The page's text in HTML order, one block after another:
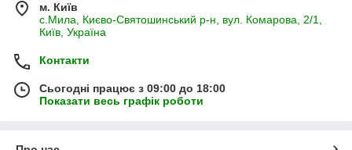
м. Київ
с.Мила, Києво-Святошинський р-н, вул. Комарова, 2/1,
Київ, Україна
Контакти
Сьогодні працює з 09:00 до 18:00
Показати весь графік роботи